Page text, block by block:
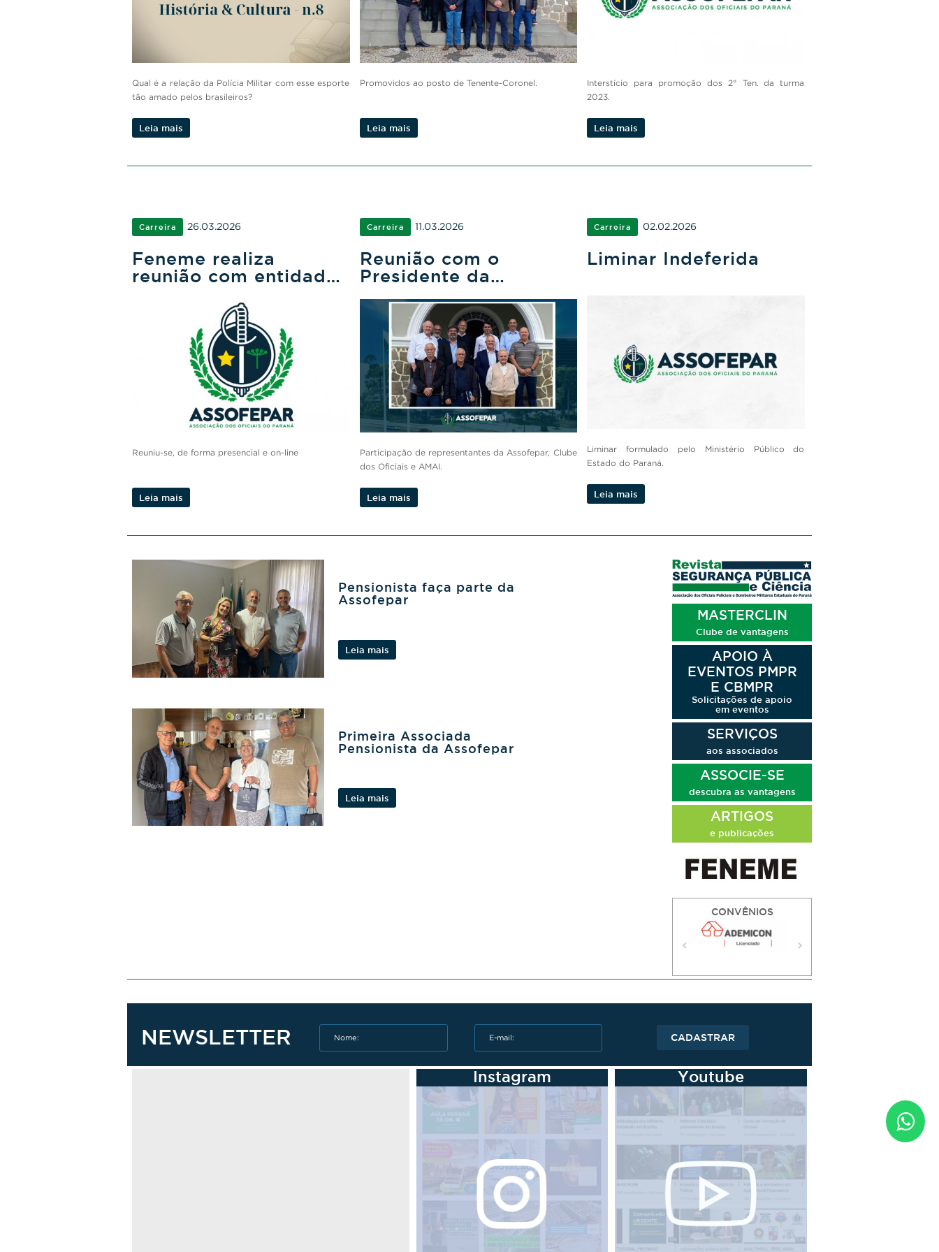
Qual é a relação da Polícia Militar com esse esporte
tão amado pelos brasileiros?
Leia mais
Promovidos ao posto de Tenente-Coronel.
Leia mais
Interstício para promoção dos 2° Ten. da turma
2023.
Leia mais
Carreira 26.03.2026
Feneme realiza
reunião com entidades
de eleições e proposta
legislativa
Reuniu-se, de forma presencial e on-line
Leia mais
Carreira 11.03.2026
Reunião com o
Presidente da
Legislativa
Participação de representantes da Assofepar, Clube
dos Oficiais e AMAI.
Leia mais
Carreira 02.02.2026
Liminar Indeferida
Liminar formulado pelo Ministério Público do
Estado do Paraná.
Leia mais
Pensionista faça parte da
Assofepar
Leia mais
Primeira Associada
Pensionista da Assofepar
Leia mais
MASTERCLIN
Clube de vantagens
APOIO À
EVENTOS PMPR
E CBMPR
Solicitações de apoio
em eventos
SERVIÇOS
aos associados
ASSOCIE-SE
descubra as vantagens
ARTIGOS
e publicações
CONVÊNIOS
NEWSLETTER CADASTRAR
Instagram Youtube
ENTRAR
RECUPERAR SENHA